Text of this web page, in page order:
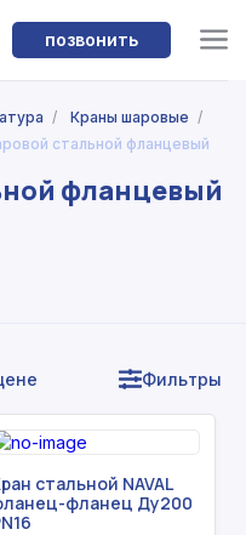
позвонить
/ Краны шаровые /
стальной фланцевый
фланцевый
Фильтры
стальной NAVAL
фланец Ду200